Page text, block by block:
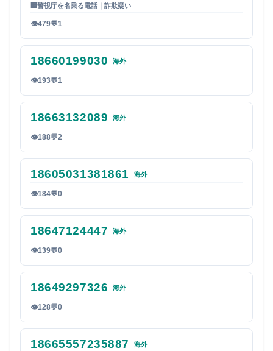
警視庁を名乗る電話｜詐欺疑い
👁479💬1
18660199030 海外
👁193💬1
18663132089 海外
👁188💬2
18605031381861 海外
👁184💬0
18647124447 海外
👁139💬0
18649297326 海外
👁128💬0
18665557235887 海外